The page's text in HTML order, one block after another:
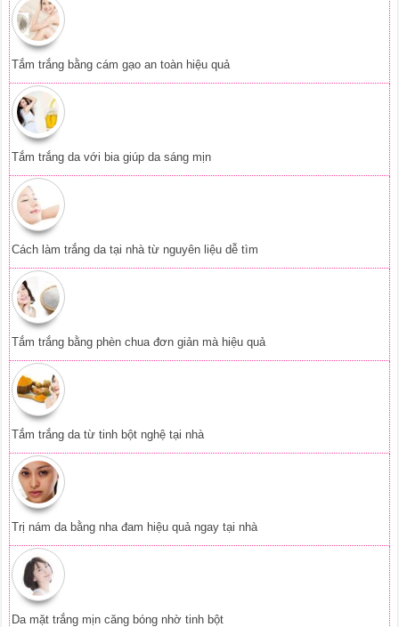
Tắm trắng bằng cám gạo an toàn hiệu quả
Tắm trắng da với bia giúp da sáng mịn
Cách làm trắng da tại nhà từ nguyên liệu dễ tìm
Tắm trắng bằng phèn chua đơn giản mà hiệu quả
Tắm trắng da từ tinh bột nghệ tại nhà
Trị nám da bằng nha đam hiệu quả ngay tại nhà
Da mặt trắng mịn căng bóng nhờ tinh bột